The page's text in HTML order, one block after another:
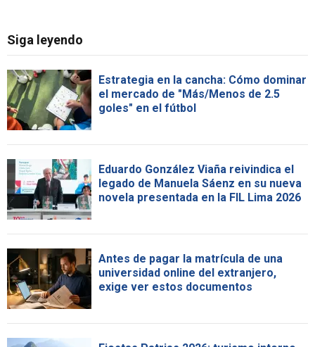
Siga leyendo
Estrategia en la cancha: Cómo dominar
el mercado de "Más/Menos de 2.5
goles" en el fútbol
Eduardo González Viaña reivindica el
legado de Manuela Sáenz en su nueva
novela presentada en la FIL Lima 2026
Antes de pagar la matrícula de una
universidad online del extranjero,
exige ver estos documentos